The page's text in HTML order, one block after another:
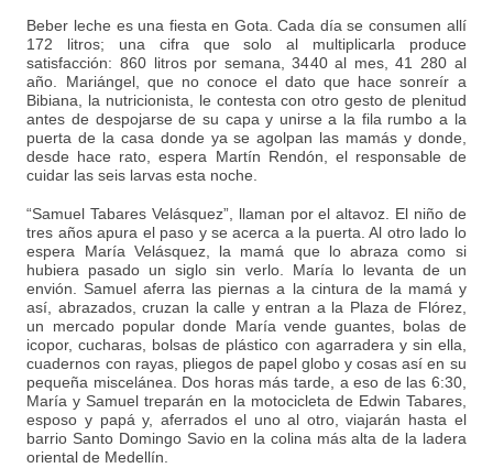
Beber leche es una fiesta en Gota. Cada día se consumen allí
172 litros; una cifra que solo al multiplicarla produce
satisfacción: 860 litros por semana, 3440 al mes, 41 280 al
año. Mariángel, que no conoce el dato que hace sonreír a
Bibiana, la nutricionista, le contesta con otro gesto de plenitud
antes de despojarse de su capa y unirse a la fila rumbo a la
puerta de la casa donde ya se agolpan las mamás y donde,
desde hace rato, espera Martín Rendón, el responsable de
cuidar las seis larvas esta noche.
“Samuel Tabares Velásquez”, llaman por el altavoz. El niño de
tres años apura el paso y se acerca a la puerta. Al otro lado lo
espera María Velásquez, la mamá que lo abraza como si
hubiera pasado un siglo sin verlo. María lo levanta de un
envión. Samuel aferra las piernas a la cintura de la mamá y
así, abrazados, cruzan la calle y entran a la Plaza de Flórez,
un mercado popular donde María vende guantes, bolas de
icopor, cucharas, bolsas de plástico con agarradera y sin ella,
cuadernos con rayas, pliegos de papel globo y cosas así en su
pequeña miscelánea. Dos horas más tarde, a eso de las 6:30,
María y Samuel treparán en la motocicleta de Edwin Tabares,
esposo y papá y, aferrados el uno al otro, viajarán hasta el
barrio Santo Domingo Savio en la colina más alta de la ladera
oriental de Medellín.